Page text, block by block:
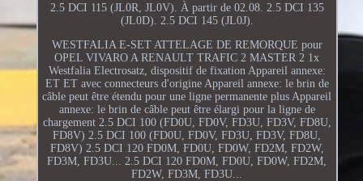
2.5 DCI 115 (JL0R, JL0V). À partir de 02.08. 2.5 DCI 135
(JL0D). 2.5 DCI 145 (JL0J).
WESTFALIA E-SET ATTELAGE DE REMORQUE pour
OPEL VIVARO A RENAULT TRAFIC 2 MASTER 2 1x
Westfalia Electrosatz, dispositif de fixation Appareil annexe:
ET ET avec connecteurs d'origine Appareil annexe: le brin de
câble peut être étendu pour une ligne permanente plus Appareil
annexe: le brin de câble peut être élargi pour la ligne de
chargement 2.5 DCI 100 (FD0U, FD0V, FD3U, FD3V, FD8U,
FD8V) 2.5 DCI 100 (FD0U, FD0V, FD3U, FD3V, FD8U,
FD8V) 2.5 DCI 120 FD0M, FD0U, FD0W, FD2M, FD2W,
FD3M, FD3U... 2.5 DCI 120 FD0M, FD0U, FD0W, FD2M,
FD2W, FD3M, FD3U...